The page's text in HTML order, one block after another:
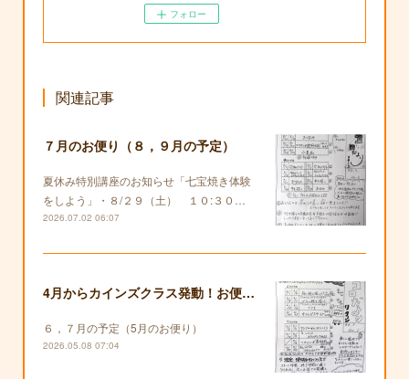
フォロー
関連記事
７月のお便り（８，９月の予定）
夏休み特別講座のお知らせ「七宝焼き体験
をしよう」・８/２９（土） １０:３０…
2026.07.02 06:07
4月からカインズクラス発動！お便りも復活します！
６，７月の予定（5月のお便り）
2026.05.08 07:04